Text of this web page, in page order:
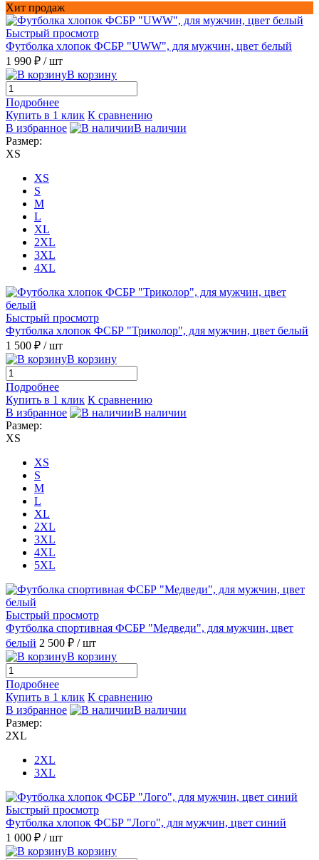
Хит продаж
Быстрый просмотр
Футболка хлопок ФСБР "UWW", для мужчин, цвет белый
1 990 ₽ / шт
В корзину
Подробнее
Купить в 1 клик К сравнению
В избранное
В наличии
Размер:
XS
XS
S
M
L
XL
2XL
3XL
4XL
Быстрый просмотр
Футболка хлопок ФСБР "Триколор", для мужчин, цвет белый
1 500 ₽ / шт
В корзину
Подробнее
Купить в 1 клик К сравнению
В избранное
В наличии
Размер:
XS
XS
S
M
L
XL
2XL
3XL
4XL
5XL
Быстрый просмотр
Футболка спортивная ФСБР "Медведи", для мужчин, цвет
белый 2 500 ₽ / шт
В корзину
Подробнее
Купить в 1 клик К сравнению
В избранное
В наличии
Размер:
2XL
2XL
3XL
Быстрый просмотр
Футболка хлопок ФСБР "Лого", для мужчин, цвет синий
1 000 ₽ / шт
В корзину